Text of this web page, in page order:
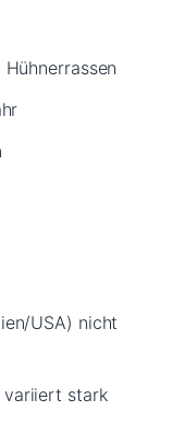
USA) nicht
variiert stark